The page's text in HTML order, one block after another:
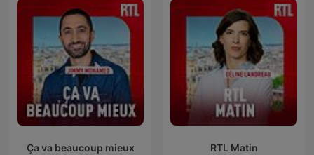
Ça va beaucoup mieux RTL Matin